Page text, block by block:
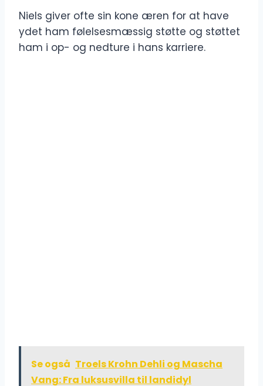
Niels giver ofte sin kone æren for at have
ydet ham følelsesmæssig støtte og støttet
ham i op- og nedture i hans karriere.
Se også Troels Krohn Dehli og Mascha
Vang: Fra luksusvilla til landidyl